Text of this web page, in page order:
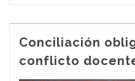
Conciliación
conflicto